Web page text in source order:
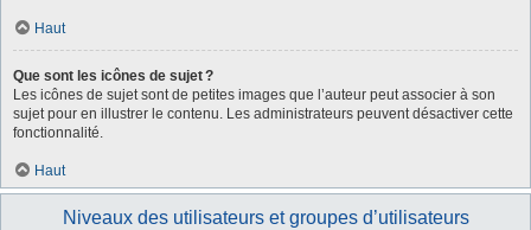
Haut
Que sont les icônes de sujet ?
Les icônes de sujet sont de petites images que l’auteur peut associer à son
sujet pour en illustrer le contenu. Les administrateurs peuvent désactiver cette
fonctionnalité.
Haut
Niveaux des utilisateurs et groupes d’utilisateurs